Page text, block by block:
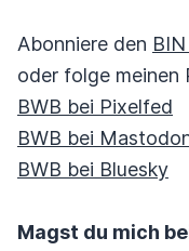
Abonniere den
oder folge meinen
BWB bei Pixelfed
BWB bei
BWB bei Bluesky
Magst du mich